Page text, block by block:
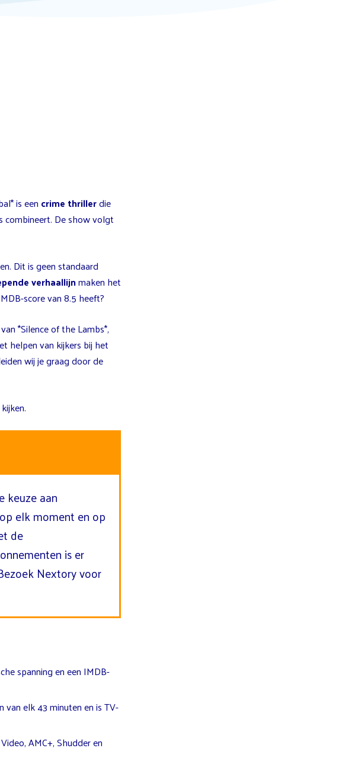
is een crime thrillerdie
combineert. De show volgt
Dit is geen standaard
verhaallijnmaken het
score van 8.5 heeft?
*Silence of the Lambs*,
helpen van kijkers bij het
wij je graag door de
aan
elk moment en op
de
is er
Nextory voor
spanning en een IMDB-
van elk 43 minuten en is TV-
AMC+, Shudder en